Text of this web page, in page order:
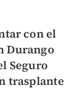
con el
Durango
Seguro
trasplante